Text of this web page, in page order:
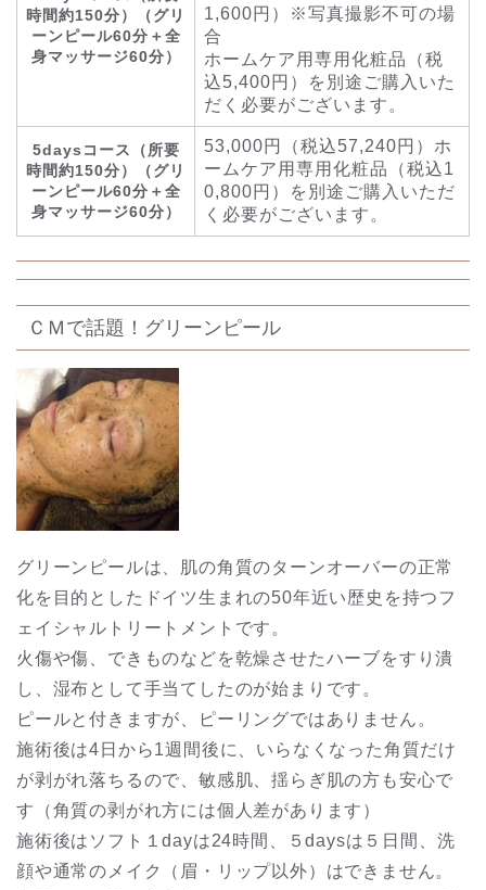
時間約150分）（グリ
ーンピール60分＋全
身マッサージ60分）
1,600円）※写真撮影不可の場
合
ホームケア用専用化粧品（税
込5,400円）を別途ご購入いた
だく必要がございます。
5daysコース（所要
時間約150分）（グリ
ーンピール60分＋全
身マッサージ60分）
53,000円（税込57,240円）ホ
ームケア用専用化粧品（税込1
0,800円）を別途ご購入いただ
く必要がございます。
ＣＭで話題！グリーンピール
グリーンピールは、肌の角質のターンオーバーの正常
化を目的としたドイツ生まれの50年近い歴史を持つフ
ェイシャルトリートメントです。
火傷や傷、できものなどを乾燥させたハーブをすり潰
し、湿布として手当てしたのが始まりです。
ピールと付きますが、ピーリングではありません。
施術後は4日から1週間後に、いらなくなった角質だけ
が剥がれ落ちるので、敏感肌、揺らぎ肌の方も安心で
す（角質の剥がれ方には個人差があります）
施術後はソフト１dayは24時間、５daysは５日間、洗
顔や通常のメイク（眉・リップ以外）はできません。